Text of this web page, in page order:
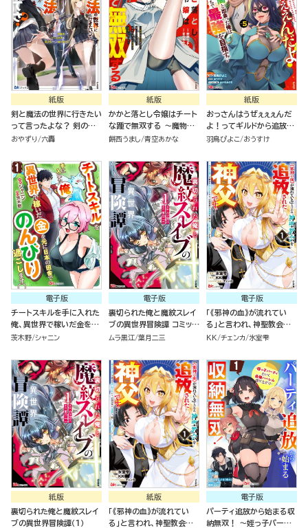
紙版
剣と魔法の世界に行きたい
って言ったよな？ 剣の魔
法じゃなくてさ？ ～ギフト
少女たちと駆け抜ける～
おやずり 六轟
紙版
かかと落とし令嬢はチート
な踵で無双する ～魔物を
即死させて楽しんでいた
壊しました～（１）
餅西うまし 青空あかな
紙版
おっさんはうぜぇぇぇんだ
よ！ってギルドから追放し
たくせに、後から復帰要請
仲間と出会った俺はこっち
で最強を目指す！（５）
羽鳥ぴよこ おうすけ
電子版
チートスキルを手に入れた
俺、異世界で稼いだ金を元
に日本の田舎でのんびり過
版）
茨木野 シャニン
電子版
裏切られた俺と魔紋スレイ
ブの異世界冒険譚 コミック
版 （1）
ムラ黒江 葉月二三
電子版
「《邪神の血》が流れてい
る」と言われ、神聖教会を
追放された神父です。 ～理
されたら、信仰対象の女神
様も一緒についてきちゃい
ました～ コミック版 （1）
KK チェンカ 氷室雫
紙版
裏切られた俺と魔紋スレイ
ブの異世界冒険譚（１）
紙版
「《邪神の血》が流れてい
る」と言われ、神聖教会を
電子版
パーティ追放から始まる収
納無双！ ～姪っ子パーテ